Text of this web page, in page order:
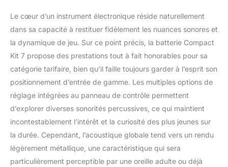
de batterie portable est
alimenté par
l'adaptateur inclus.
Batterie rechargeable
pour des heures de
lecture, poignée super
pratique. Par rapport
aux ensembles de
batterie traditionnels,
nos ensembles de
batterie électroniques
économisent de
l'espace et sont plus
légers. 【Cadeau
Le cœur d’un instrument électronique réside naturellement
dans sa capacité à restituer fidèlement les nuances sonores et
la dynamique de jeu. Sur ce point précis, la batterie Compact
Kit 7 propose des prestations tout à fait honorables pour sa
catégorie tarifaire, bien qu’il faille toujours garder à l’esprit son
positionnement d’entrée de gamme. Les multiples options de
réglage intégrées au panneau de contrôle permettent
d’explorer diverses sonorités percussives, ce qui maintient
incontestablement l’intérêt et la curiosité des plus jeunes sur
la durée. Cependant, l’acoustique globale tend vers un rendu
légèrement métallique, une caractéristique qui sera
particulièrement perceptible par une oreille adulte ou déjà